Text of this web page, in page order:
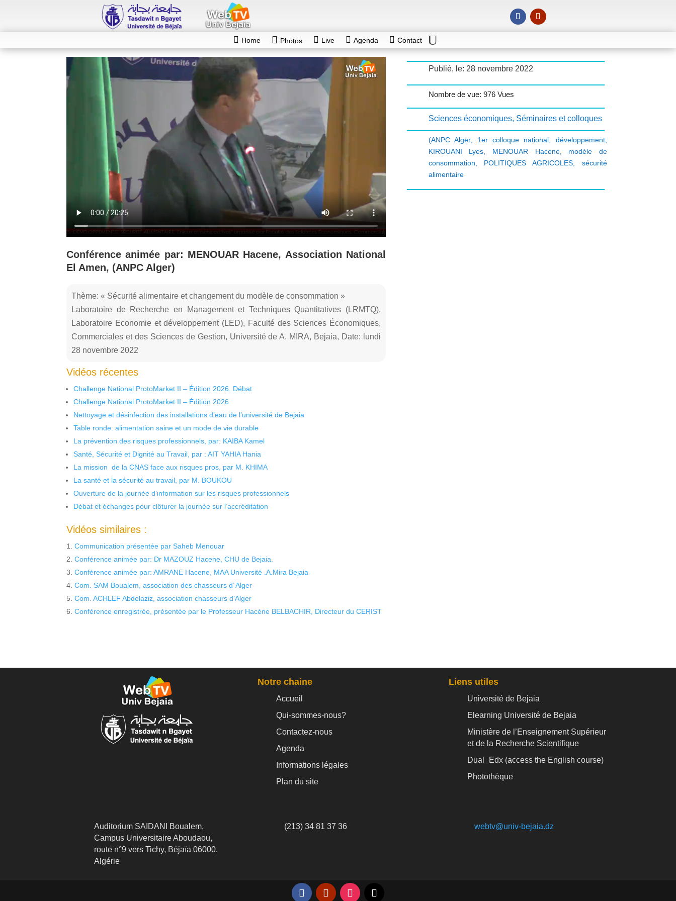
Home Photos Live Agenda Contact
Conférence animée par: MENOUAR Hacene, Association National
El Amen, (ANPC Alger)
Thème: « Sécurité alimentaire et changement du modèle de consommation »
Laboratoire de Recherche en Management et Techniques Quantitatives (LRMTQ),
Laboratoire Economie et développement (LED), Faculté des Sciences Économiques,
Commerciales et des Sciences de Gestion, Université de A. MIRA, Bejaia, Date: lundi
28 novembre 2022
Vidéos récentes
Challenge National ProtoMarket II – Édition 2026. Débat
Challenge National ProtoMarket II – Édition 2026
Nettoyage et désinfection des installations d’eau de l’université de Bejaia
Table ronde: alimentation saine et un mode de vie durable
La prévention des risques professionnels, par: KAIBA Kamel
Santé, Sécurité et Dignité au Travail, par : AIT YAHIA Hania
La mission de la CNAS face aux risques pros, par M. KHIMA
La santé et la sécurité au travail, par M. BOUKOU
Ouverture de la journée d’information sur les risques professionnels
Débat et échanges pour clôturer la journée sur l’accréditation
Vidéos similaires :
Communication présentée par Saheb Menouar
Conférence animée par: Dr MAZOUZ Hacene, CHU de Bejaia.
Conférence animée par: AMRANE Hacene, MAA Université .A.Mira Bejaia
Com. SAM Boualem, association des chasseurs d’ Alger
Com. ACHLEF Abdelaziz, association chasseurs d’Alger
Conférence enregistrée, présentée par le Professeur Hacène BELBACHIR, Directeur du CERIST
Publié, le: 28 novembre 2022
Nombre de vue: 976 Vues
Sciences économiques, Séminaires et colloques
(ANPC Alger, 1er colloque national, développement,
KIROUANI Lyes, MENOUAR Hacene, modèle de
consommation, POLITIQUES AGRICOLES, sécurité
alimentaire
Notre chaine
Accueil
Qui-sommes-nous?
Contactez-nous
Agenda
Informations légales
Plan du site
Liens utiles
Université de Bejaia
Elearning Université de Bejaia
Ministère de l’Enseignement Supérieur
et de la Recherche Scientifique
Dual_Edx (access the English course)
Photothèque
Auditorium SAIDANI Boualem,
Campus Universitaire Aboudaou,
route n°9 vers Tichy, Béjaïa 06000,
Algérie
(213) 34 81 37 36 webtv@univ-bejaia.dz